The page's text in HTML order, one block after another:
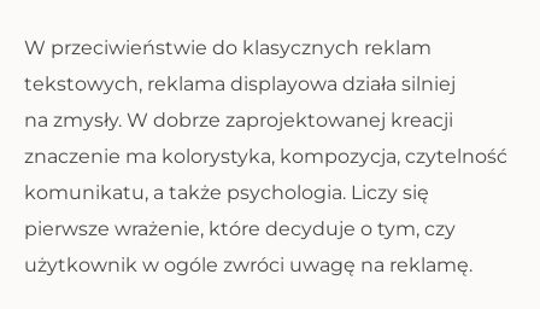
W przeciwieństwie do klasycznych reklam
tekstowych, reklama displayowa działa silniej
na zmysły. W dobrze zaprojektowanej kreacji
znaczenie ma kolorystyka, kompozycja, czytelność
komunikatu, a także psychologia. Liczy się
pierwsze wrażenie, które decyduje o tym, czy
użytkownik w ogóle zwróci uwagę na reklamę.